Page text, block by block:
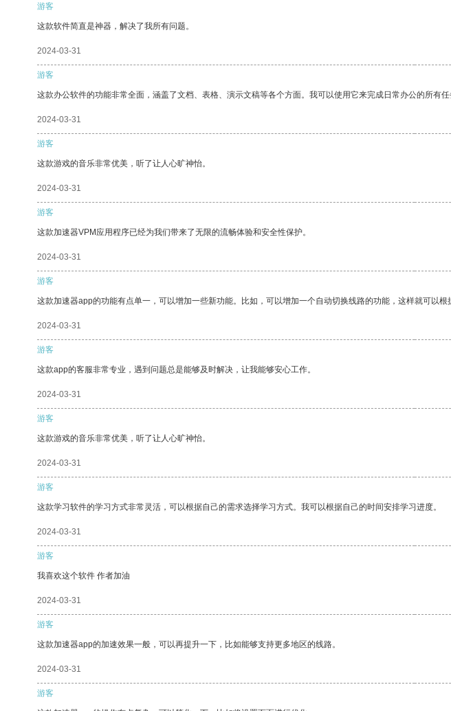
游客
这款软件简直是神器，解决了我所有问题。
2024-03-31
游客
这款办公软件的功能非常全面，涵盖了文档、表格、演示文稿等各个方面。我可以使用它来完成日常办公的所有任
2024-03-31
游客
这款游戏的音乐非常优美，听了让人心旷神怡。
2024-03-31
游客
这款加速器VPM应用程序已经为我们带来了无限的流畅体验和安全性保护。
2024-03-31
游客
这款加速器app的功能有点单一，可以增加一些新功能。比如，可以增加一个自动切换线路的功能，这样就可以根
2024-03-31
游客
这款app的客服非常专业，遇到问题总是能够及时解决，让我能够安心工作。
2024-03-31
游客
这款游戏的音乐非常优美，听了让人心旷神怡。
2024-03-31
游客
这款学习软件的学习方式非常灵活，可以根据自己的需求选择学习方式。我可以根据自己的时间安排学习进度。
2024-03-31
游客
我喜欢这个软件 作者加油
2024-03-31
游客
这款加速器app的加速效果一般，可以再提升一下，比如能够支持更多地区的线路。
2024-03-31
游客